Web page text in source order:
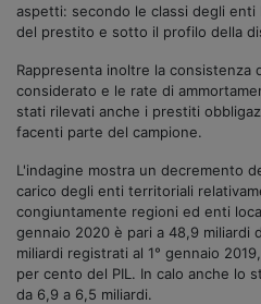
aspetti: secondo le classi degli
del prestito e sotto il profilo della
Rappresenta inoltre la consistenza
considerato e le rate di
stati rilevati anche i prestiti
facenti parte del campione.
L'indagine mostra un decremento
carico degli enti territoriali
congiuntamente regioni ed enti
gennaio 2020 è pari a 48,9 miliardi
miliardi registrati al 1° gennaio
per cento del PIL. In calo anche lo
da 6,9 a 6,5 miliardi.